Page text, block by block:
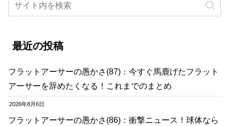
最近の投稿
フラットアーサーの愚かさ(87)：今すぐ馬鹿げたフラット
アーサーを辞めたくなる！これまでのまとめ
2026年8月6日
フラットアーサーの愚かさ(86)：衝撃ニュース！球体なら